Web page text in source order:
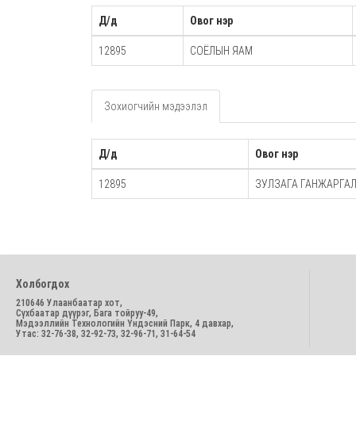
Д/д Овог нэр
12895 СОЁЛЫН ЯАМ
Зохиогчийн мэдээлэл
Д/д Овог нэр
12895 ЗУЛЗАГА ГАНЖАРГАЛ
Холбогдох
210646 Улаанбаатар хот,
Сүхбаатар дүүрэг, Бага тойруу-49,
Мэдээллийн Технологийн Үндэсний Парк, 4 давхар,
Утас: 32-76-38, 32-92-73, 32-96-71, 31-64-54